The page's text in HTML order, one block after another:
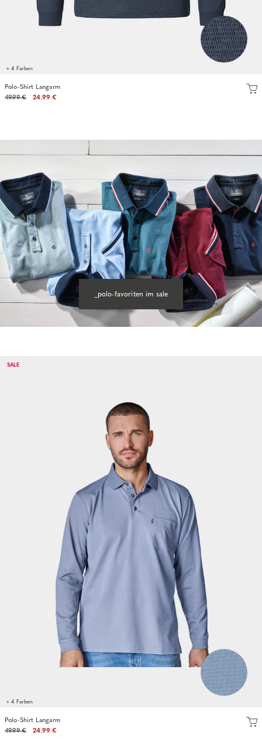
+ 4 Farben
Polo-Shirt Langarm
49.99 €
24.99 €
_polo-favoriten im sale
SALE
+ 4 Farben
Polo-Shirt Langarm
49.99 €
24.99 €